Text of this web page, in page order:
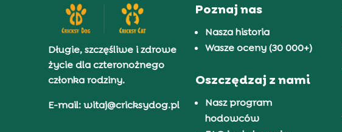
Długie, szczęśliwe i zdrowe
życie dla czteronożnego
członka rodziny.
E-mail: witaj@cricksydog.pl
Poznaj nas
Nasza historia
Wasze oceny (30 000+)
Oszczędzaj z nami
Nasz program
hodowców